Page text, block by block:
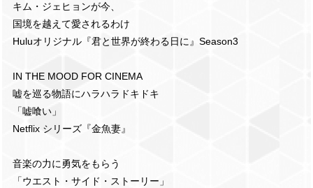
キム・ジェヒョンが今、
国境を越えて愛されるわけ
Huluオリジナル『君と世界が終わる日に』Season3
IN THE MOOD FOR CINEMA
嘘を巡る物語にハラハラドキドキ
「嘘喰い」
Netflix シリーズ『金魚妻』
音楽の力に勇気をもらう
「ウエスト・サイド・ストーリー」